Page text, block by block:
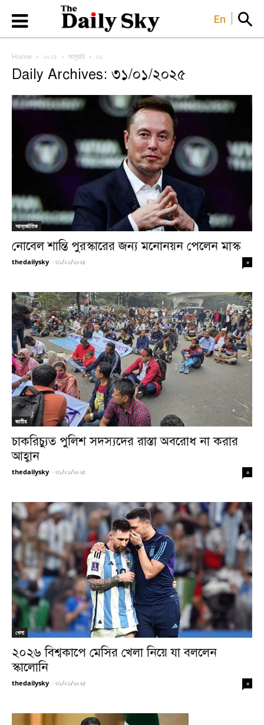
En
Home ২০২৫ জানুয়ারি ৩১
Daily Archives: ৩১/০১/২০২৫
আন্তর্জাতিক
নোবেল শান্তি পুরস্কারের জন্য মনোনয়ন পেলেন মাস্ক
thedailysky - ৩১/০১/২০২৫ ০
জাতীয়
চাকরিচ্যুত পুলিশ সদস্যদের রাস্তা অবরোধ না করার
আহ্বান
thedailysky - ৩১/০১/২০২৫ ০
খেলা
২০২৬ বিশ্বকাপে মেসির খেলা নিয়ে যা বললেন
স্কালোনি
thedailysky - ৩১/০১/২০২৫ ০